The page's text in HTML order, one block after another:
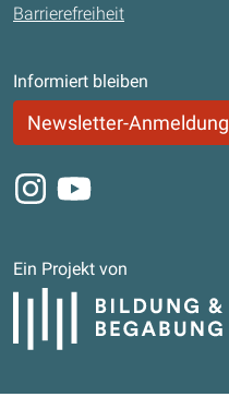
Barrierefreiheit
Informiert bleiben
Newsletter-Anmeldung
Instagram
Youtube
Ein Projekt von
Bildung und Begabung